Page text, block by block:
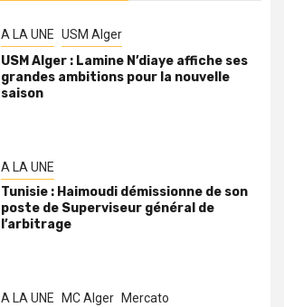
A LA UNE USM Alger
USM Alger : Lamine N’diaye affiche ses
grandes ambitions pour la nouvelle
saison
A LA UNE
Tunisie : Haimoudi démissionne de son
poste de Superviseur général de
l’arbitrage
A LA UNE MC Alger Mercato